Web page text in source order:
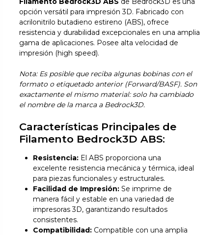
opción versátil para impresión 3D. Fabricado con
acrilonitrilo butadieno estireno (ABS), ofrece
resistencia y durabilidad excepcionales en una amplia
gama de aplicaciones. Posee alta velocidad de
impresión (high speed).
Nota: Es posible que reciba algunas bobinas con el
formato o etiquetado anterior (Forward/BASF). Son
exactamente el mismo material: solo ha cambiado
el nombre de la marca a Bedrock3D.
Características Principales de
Filamento Bedrock3D ABS:
Resistencia: El ABS proporciona una
excelente resistencia mecánica y térmica, ideal
para piezas funcionales y estructurales.
Facilidad de Impresión: Se imprime de
manera fácil y estable en una variedad de
impresoras 3D, garantizando resultados
consistentes.
Compatibilidad: Compatible con una amplia